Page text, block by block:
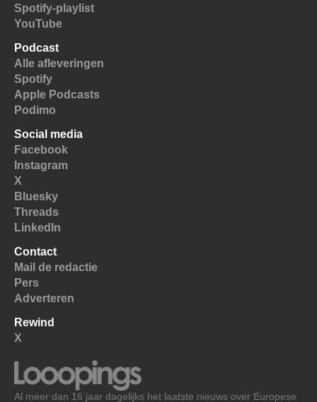
Spotify-playlist
YouTube
Podcast
Alle afleveringen
Spotify
Apple Podcasts
Podimo
Social media
Facebook
Instagram
X
Bluesky
Threads
LinkedIn
Contact
Mail de redactie
Pers
Adverteren
Rewind
X
Al meer dan 16 jaar dagelijks het laatste nieuws over Europese